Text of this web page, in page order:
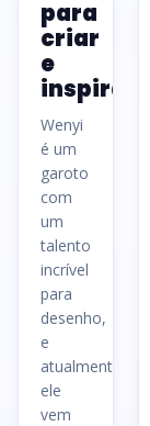
para
criar
e
inspirar
Wenyi
é um
garoto
com
um
talento
incrível
para
desenho,
e
atualmente
ele
vem